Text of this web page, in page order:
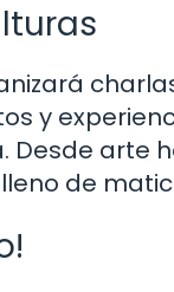
y
Desde arte
de